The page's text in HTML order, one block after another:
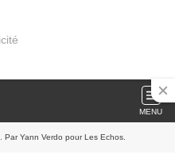
MENU
Yann Verdo pour Les Echos.